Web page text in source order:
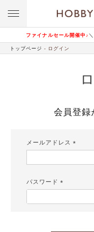
ファイナルセール開催中♪
トップページ ログイン
会員登録
メールアドレス
パスワード